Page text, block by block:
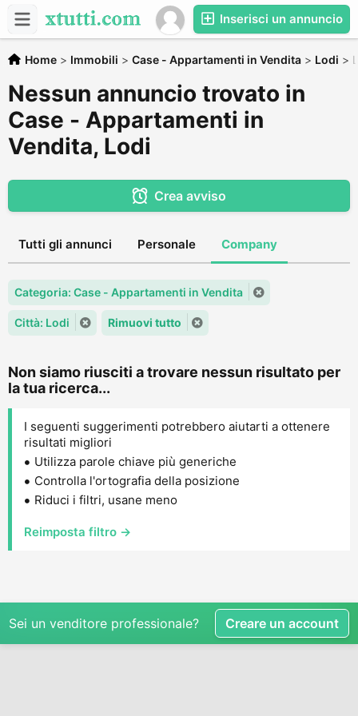
Inserisci un annuncio
Home > Immobili > Case - Appartamenti in Vendita > Lodi >
Nessun annuncio trovato in
Case - Appartamenti in
Vendita, Lodi
Crea avviso
Tutti gli annunci Personale Company
Categoria: Case - Appartamenti in Vendita
Città: Lodi Rimuovi tutto
Non siamo riusciti a trovare nessun risultato per
la tua ricerca...
I seguenti suggerimenti potrebbero aiutarti a ottenere
risultati migliori
Utilizza parole chiave più generiche
Controlla l'ortografia della posizione
Riduci i filtri, usane meno
Reimposta filtro →
Sei un venditore professionale? Creare un account